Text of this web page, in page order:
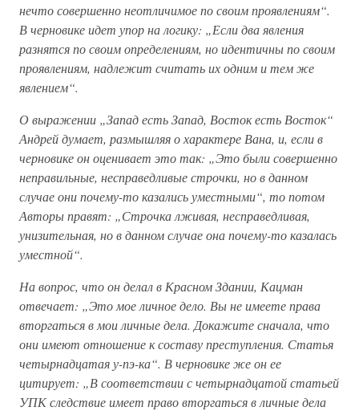
нечто совершенно неотличимое по своим проявлениям“.
В черновике идет упор на логику: „Если два явления
разнятся по своим определениям, но идентичны по своим
проявлениям, надлежит считать их одним и тем же
явлением“.
О выражении „Запад есть Запад, Восток есть Восток“
Андрей думает, размышляя о характере Вана, и, если в
черновике он оценивает это так: „Это были совершенно
неправильные, несправедливые строчки, но в данном
случае они почему-то казались уместными“, то потом
Авторы правят: „Строчка лживая, несправедливая,
унизительная, но в данном случае она почему-то казалась
уместной“.
На вопрос, что он делал в Красном Здании, Кацман
отвечает: „Это мое личное дело. Вы не имеете права
вторгаться в мои личные дела. Докажите сначала, что
они имеют отношение к составу преступления. Статья
четырнадцатая у-пэ-ка“. В черновике же он ее
цитирует: „В соответствии с четырнадцатой статьей
УПК следствие имеет право вторгаться в личные дела